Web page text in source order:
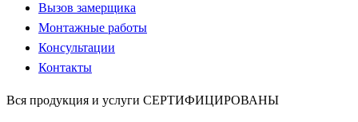
Вызов замерщика
Монтажные работы
Консультации
Контакты
Вся продукция и услуги СЕРТИФИЦИРОВАНЫ